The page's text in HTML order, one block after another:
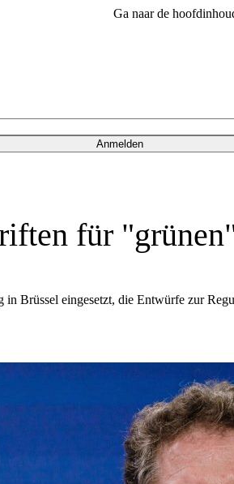
Ga naar de
Anmelden
für
Brüssel eingesetzt, die Entwürfe zur